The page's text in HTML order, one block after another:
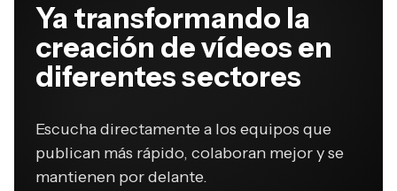
Ya transformando la
creación de vídeos en
diferentes sectores
Escucha directamente a los equipos que
publican más rápido, colaboran mejor y se
mantienen por delante.